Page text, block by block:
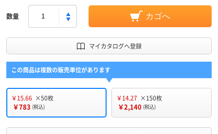
数量 カゴへ
マイカタログへ登録
この商品は複数の販売単位があります
￥15.66 ×50枚
￥783 (税込)
￥14.27 ×150枚
￥2,140 (税込)